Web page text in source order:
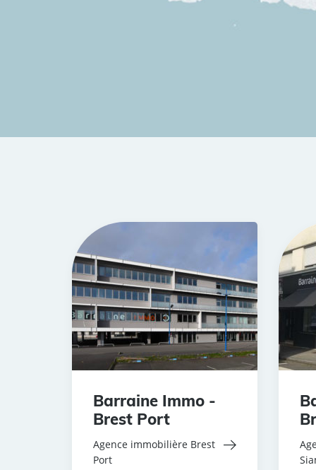
Barraine Immo -
Brest Port
Agence immobilière Brest
Port